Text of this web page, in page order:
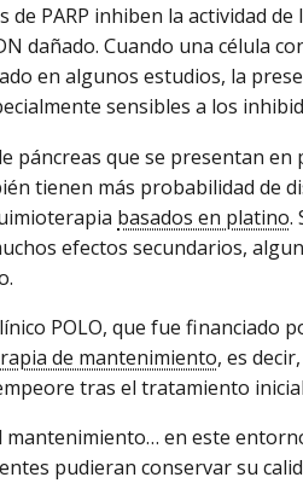
de PARP inhiben la actividad
dañado. Cuando una célula
en algunos estudios, la
sensibles a los
páncreas que se presentan
tienen más probabilidad de
basados en platino.
efectos secundarios,
POLO, que fue financiado
de mantenimiento, es
tras el tratamiento
mantenimiento… en este
pudieran conservar su